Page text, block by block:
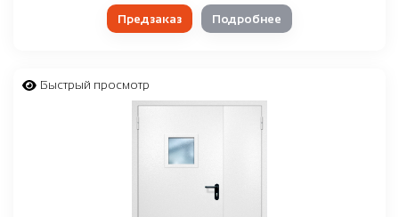
Предзаказ Подробнее
Быстрый просмотр